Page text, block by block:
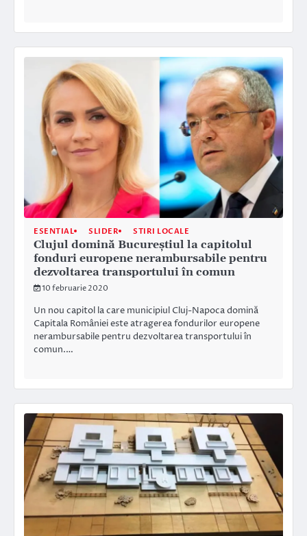
ESENTIAL SLIDER STIRI LOCALE
Clujul domină Bucureștiul la capitolul
fonduri europene nerambursabile pentru
dezvoltarea transportului în comun
10 februarie 2020
Un nou capitol la care municipiul Cluj-Napoca domină
Capitala României este atragerea fondurilor europene
nerambursabile pentru dezvoltarea transportului în
comun.…